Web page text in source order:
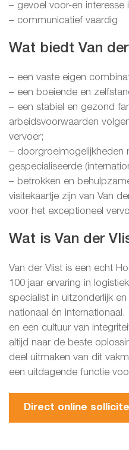
– gevoel voor-en
– communicatief vaardig
Wat biedt Van
– een vaste eigen
– een boeiende en
– een stabiel en gezond
arbeidsvoorwaarden
vervoer;
– doorgroeimogelijkheden
gespecialiseerde
– betrokken en
visitekaartje zijn van Van
voor het exceptioneel
Wat is Van der
Van der Vlist is een echt
100 jaar ervaring in
specialist in uitzonderlijk
nationaal én
en een cultuur van
altijd naar de beste
deel uitmaken van dit
een uitdagende functie
Direct online